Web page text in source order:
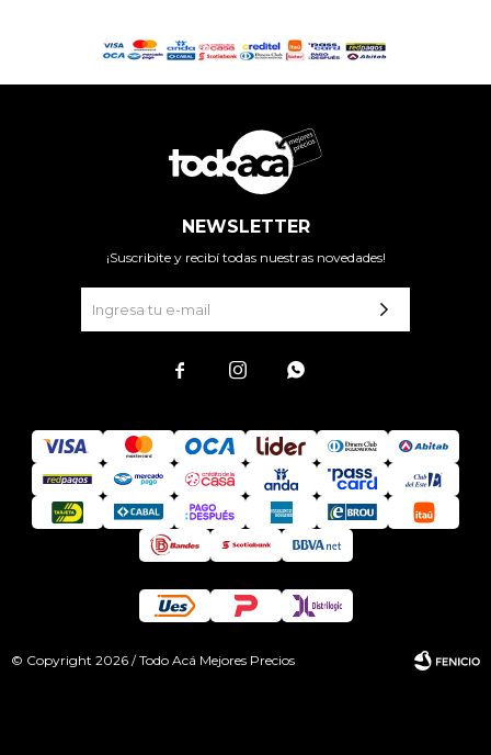
NEWSLETTER
¡Suscribite y recibí todas nuestras novedades!
  
© Copyright 2026 / Todo Acá Mejores Precios